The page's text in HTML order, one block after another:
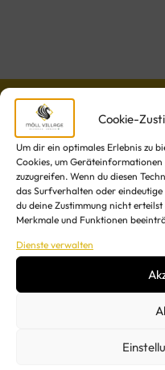
Cookie-
Um dir ein optimales Erlebnis zu
Cookies, um
zuzugreifen. Wenn du diesen
das Surfverhalten oder
du deine Zustimmung nicht
Merkmale und Funktionen
Dienste verwalten